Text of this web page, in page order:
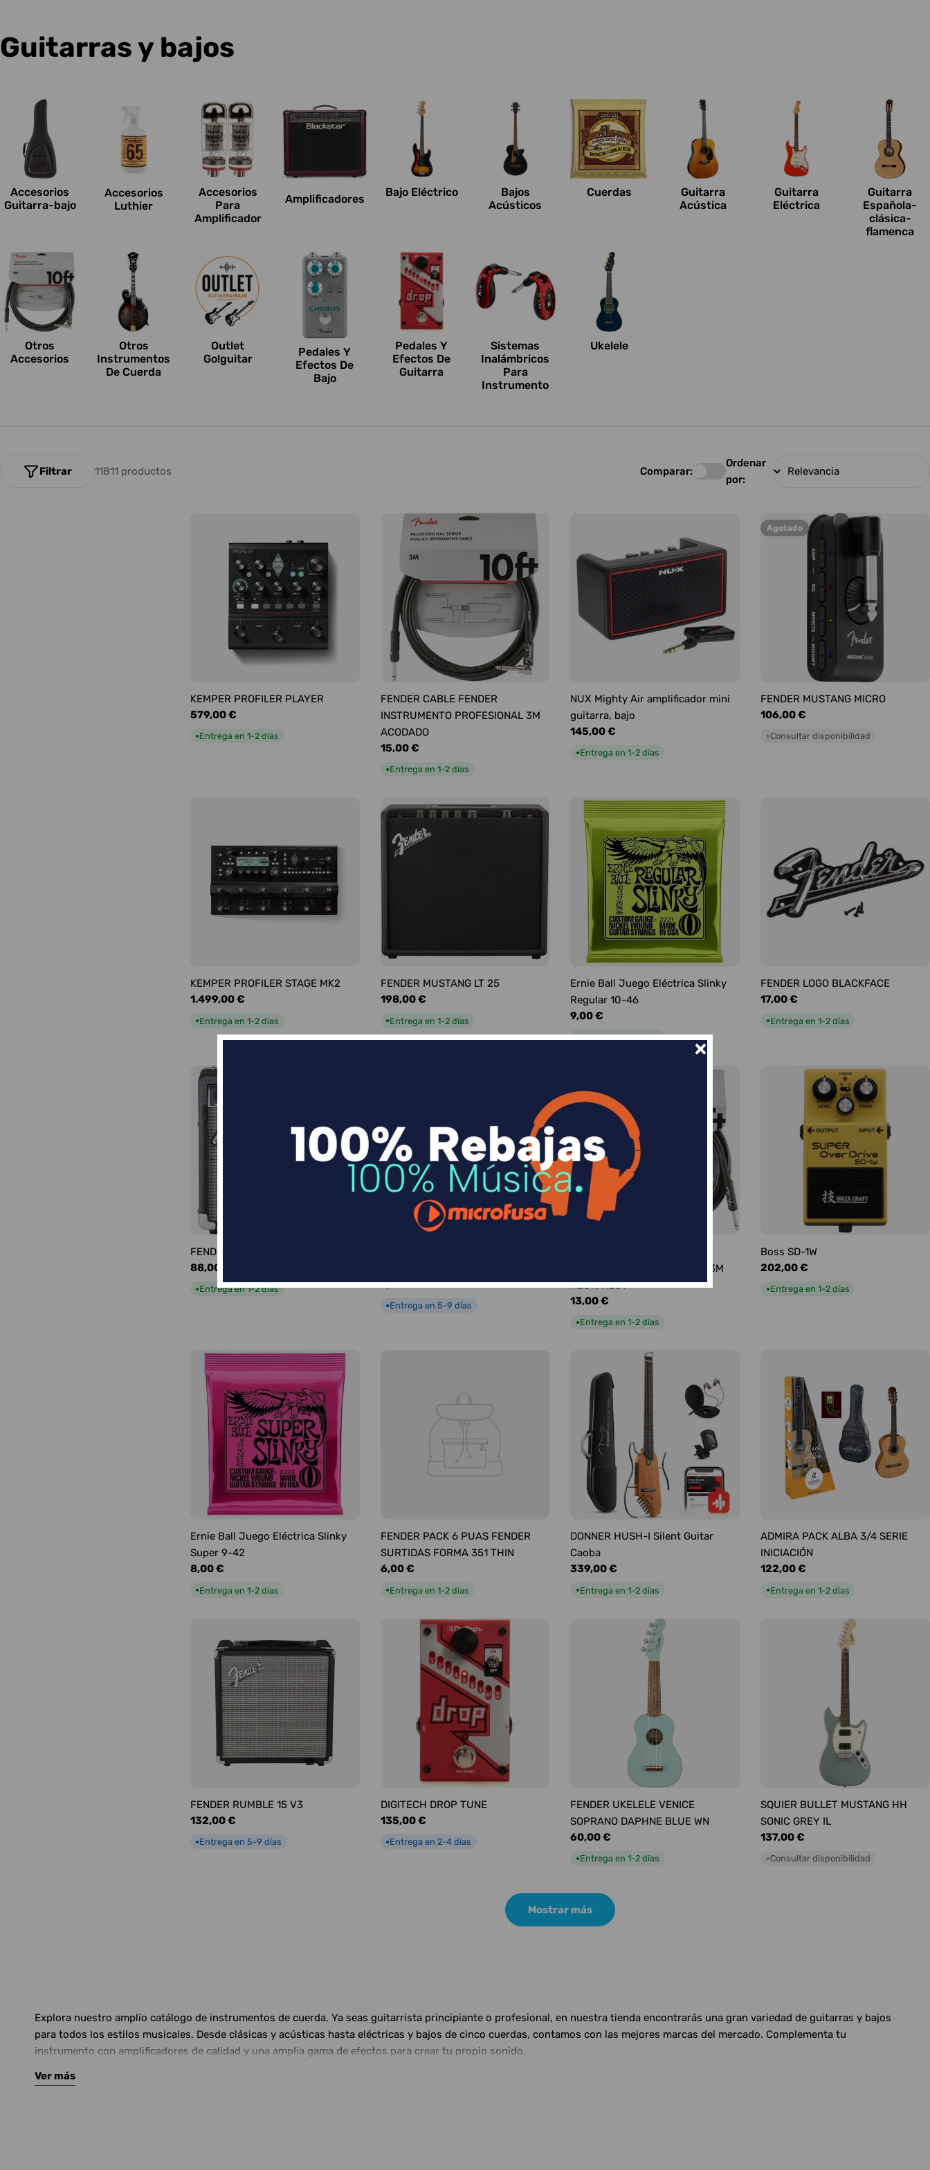
C
c
c
o
n
e
Guitarras y bajos
Accesorios
Guitarra-bajo
Accesorios
Luthier
Accesorios
Para
Amplificador
Amplificadores
Bajo Eléctrico
Bajos
Acústicos
Cuerdas
Guitarra
Acústica
Guitarra
Eléctrica
Guitarra
Española-
clásica-
flamenca
Otros
Accesorios
Otros
Instrumentos
De Cuerda
Outlet
Go!guitar
Pedales Y
Efectos De
Bajo
Pedales Y
Efectos De
Guitarra
Sistemas
Inalámbricos
Para
Instrumento
Ukelele
11811 productos
Filtrar Comparar:
Ordenar
por:
KEMPER PROFILER PLAYER
Precio
habitual
579,00 €
●Entrega en 1-2 días
FENDER CABLE FENDER
INSTRUMENTO PROFESIONAL 3M
ACODADO
Precio
habitual
15,00 €
●Entrega en 1-2 días
NUX Mighty Air amplificador mini
guitarra, bajo
Precio
habitual
145,00 €
●Entrega en 1-2 días
Agotado
FENDER MUSTANG MICRO
Precio
habitual
106,00 €
○Consultar disponibilidad
KEMPER PROFILER STAGE MK2
Precio
1.499,00 €
●Entrega en 1-2 días
FENDER MUSTANG LT 25
Precio
198,00 €
●Entrega en 1-2 días
Ernie Ball Juego Eléctrica Slinky
Regular 10-46
Precio
9,00 €
●Entrega en 1-2 días
FENDER LOGO BLACKFACE
Precio
17,00 €
●Entrega en 1-2 días
FENDER FRONTMAN 10G
Precio
habitual
88,00 €
●Entrega en 1-2 días
Precio
7,00 €
●Entrega en 5-9 días
INTRUMENTO PROFESIONAL 3M
RECT/RECT
Precio
13,00 €
●Entrega en 1-2 días
Boss SD-1W
Precio
202,00 €
●Entrega en 1-2 días
Ernie Ball Juego Eléctrica Slinky
Super 9-42
Precio
8,00 €
●Entrega en 1-2 días
FENDER PACK 6 PUAS FENDER
SURTIDAS FORMA 351 THIN
Precio
6,00 €
●Entrega en 1-2 días
DONNER HUSH-I Silent Guitar
Caoba
Precio
339,00 €
●Entrega en 1-2 días
ADMIRA PACK ALBA 3/4 SERIE
INICIACIÓN
Precio
122,00 €
●Entrega en 1-2 días
FENDER RUMBLE 15 V3
Precio
132,00 €
●Entrega en 5-9 días
DIGITECH DROP TUNE
Precio
135,00 €
●Entrega en 2-4 días
FENDER UKELELE VENICE
SOPRANO DAPHNE BLUE WN
Precio
60,00 €
●Entrega en 1-2 días
SQUIER BULLET MUSTANG HH
SONIC GREY IL
Precio
137,00 €
○Consultar disponibilidad
Mostrar más
Explora nuestro amplio catálogo de instrumentos de cuerda. Ya seas guitarrista principiante o profesional, en nuestra tienda encontrarás una gran variedad de guitarras y bajos
para todos los estilos musicales. Desde clásicas y acústicas hasta eléctricas y bajos de cinco cuerdas, contamos con las mejores marcas del mercado. Complementa tu
instrumento con amplificadores de calidad y una amplia gama de efectos para crear tu propio sonido.
Ver más